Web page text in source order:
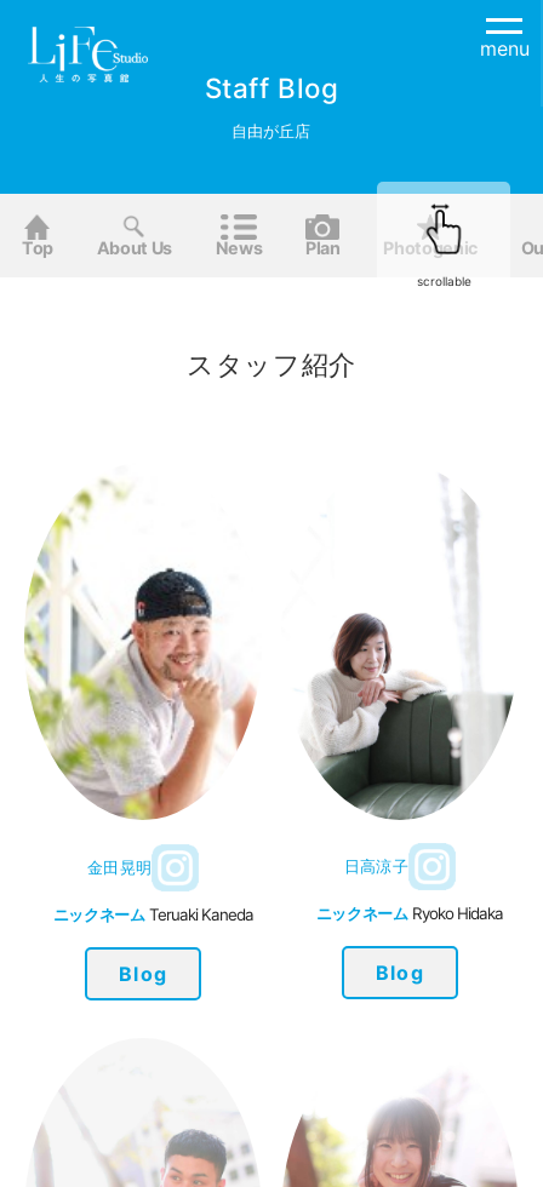
menu
Staff Blog
自由が丘店
Top About Us News Plan Photogenic
スタッフ紹介
金田晃明
ニックネーム Teruaki Kaneda
Blog
日高涼子
ニックネーム Ryoko Hidaka
Blog